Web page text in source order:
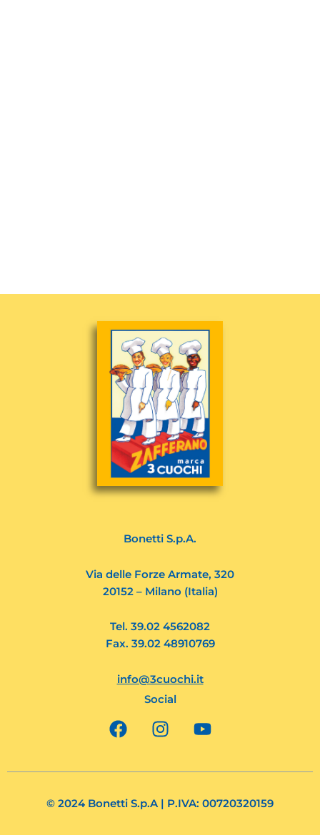
Bonetti S.p.A.
Via delle Forze Armate, 320
20152 – Milano (Italia)
Tel. 39.02 4562082
Fax. 39.02 48910769
info@3cuochi.it
Social
F
a
e
o
I
n
t
g
o
t
b
© 2024 Bonetti S.p.A | P.IVA: 00720320159